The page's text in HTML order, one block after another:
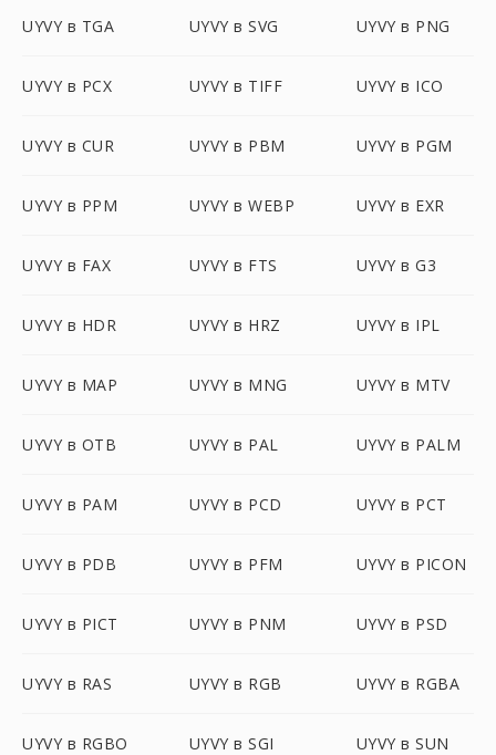
UYVY в TGA UYVY в SVG UYVY в PNG
UYVY в PCX UYVY в TIFF UYVY в ICO
UYVY в CUR UYVY в PBM UYVY в PGM
UYVY в PPM UYVY в WEBP UYVY в EXR
UYVY в FAX UYVY в FTS UYVY в G3
UYVY в HDR UYVY в HRZ UYVY в IPL
UYVY в MAP UYVY в MNG UYVY в MTV
UYVY в OTB UYVY в PAL UYVY в PALM
UYVY в PAM UYVY в PCD UYVY в PCT
UYVY в PDB UYVY в PFM UYVY в PICON
UYVY в PICT UYVY в PNM UYVY в PSD
UYVY в RAS UYVY в RGB UYVY в RGBA
UYVY в RGBO UYVY в SGI UYVY в SUN